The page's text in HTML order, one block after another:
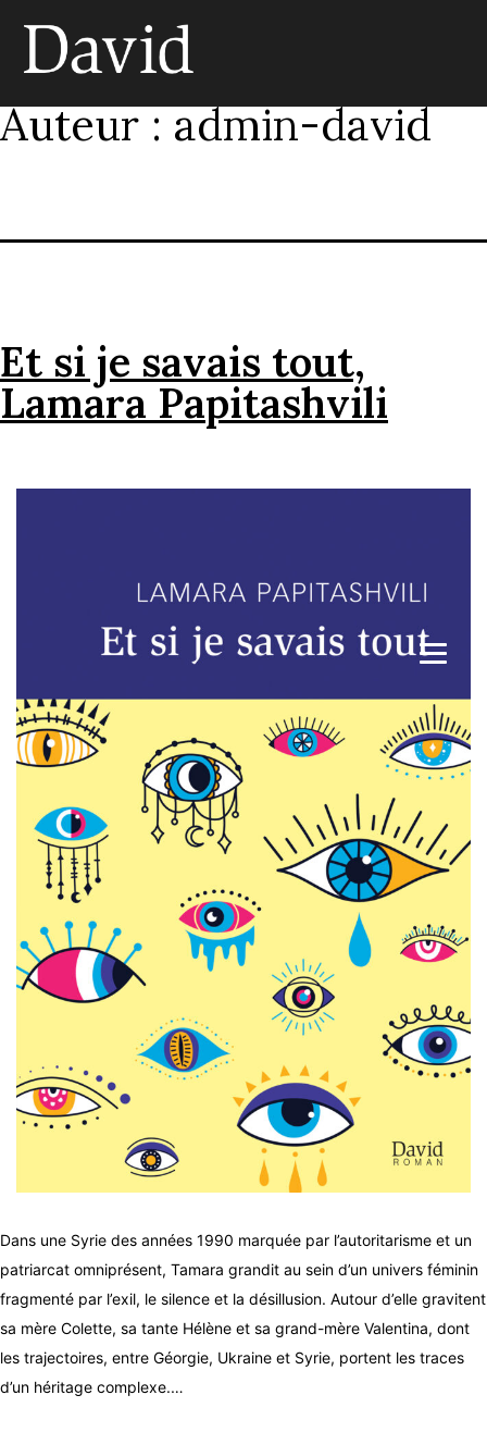
Auteur :admin-david
Et si je savais tout,
Lamara Papitashvili
Dans une Syrie des années 1990 marquée par l’autoritarisme et un
patriarcat omniprésent, Tamara grandit au sein d’un univers féminin
fragmenté par l’exil, le silence et la désillusion. Autour d’elle gravitent
sa mère Colette, sa tante Hélène et sa grand-mère Valentina, dont
les trajectoires, entre Géorgie, Ukraine et Syrie, portent les traces
d’un héritage complexe.…